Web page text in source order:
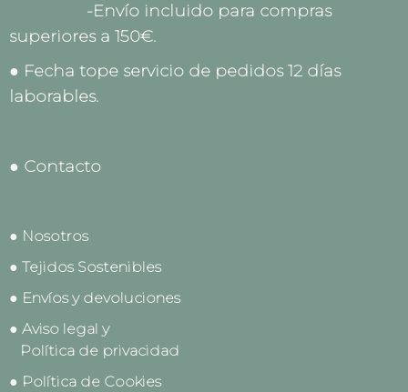
-Envío incluido para compras
superiores a 150€.
● Fecha tope servicio de pedidos 12 días
laborables.
● Contacto
● Nosotros
● Tejidos Sostenibles
● Envíos y devoluciones
● Aviso legal y
Política de privacidad
● Política de Cookies